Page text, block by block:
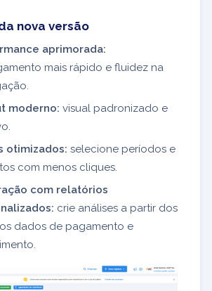
nova versão
aprimorada:
mais rápido e fluidez na
moderno: visual padronizado e
otimizados: selecione períodos e
com menos cliques.
com relatórios
crie análises a partir dos
dados de pagamento e